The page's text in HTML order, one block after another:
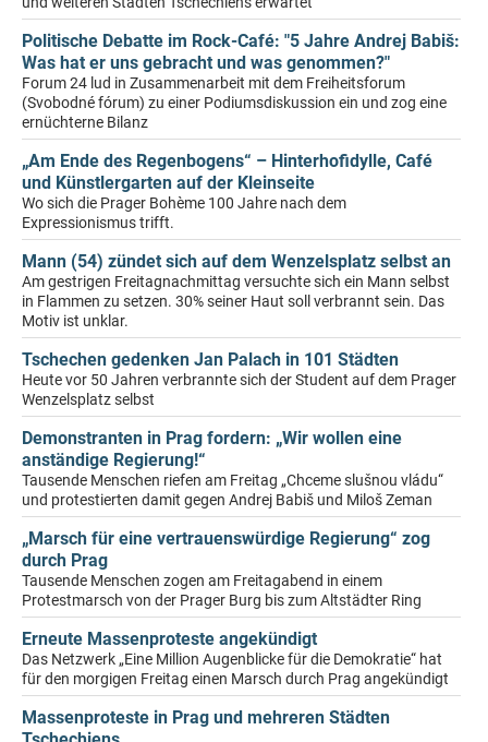
Politische Debatte im Rock-Café: "5 Jahre Andrej Babiš:
Was hat er uns gebracht und was genommen?"
Forum 24 lud in Zusammenarbeit mit dem Freiheitsforum
(Svobodné fórum) zu einer Podiumsdiskussion ein und zog eine
ernüchterne Bilanz
„Am Ende des Regenbogens“ – Hinterhofidylle, Café
und Künstlergarten auf der Kleinseite
Wo sich die Prager Bohème 100 Jahre nach dem
Expressionismus trifft.
Mann (54) zündet sich auf dem Wenzelsplatz selbst an
Am gestrigen Freitagnachmittag versuchte sich ein Mann selbst
in Flammen zu setzen. 30% seiner Haut soll verbrannt sein. Das
Motiv ist unklar.
Tschechen gedenken Jan Palach in 101 Städten
Heute vor 50 Jahren verbrannte sich der Student auf dem Prager
Wenzelsplatz selbst
Demonstranten in Prag fordern: „Wir wollen eine
anständige Regierung!“
Tausende Menschen riefen am Freitag „Chceme slušnou vládu“
und protestierten damit gegen Andrej Babiš und Miloš Zeman
„Marsch für eine vertrauenswürdige Regierung“ zog
durch Prag
Tausende Menschen zogen am Freitagabend in einem
Protestmarsch von der Prager Burg bis zum Altstädter Ring
Erneute Massenproteste angekündigt
Das Netzwerk „Eine Million Augenblicke für die Demokratie“ hat
für den morgigen Freitag einen Marsch durch Prag angekündigt
Massenproteste in Prag und mehreren Städten